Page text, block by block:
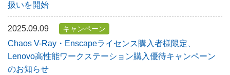
扱いを開始
2025.09.09 キャンペーン
Chaos V-Ray・Enscapeライセンス購入者様限定、
Lenovo高性能ワークステーション購入優待キャンペーン
のお知らせ